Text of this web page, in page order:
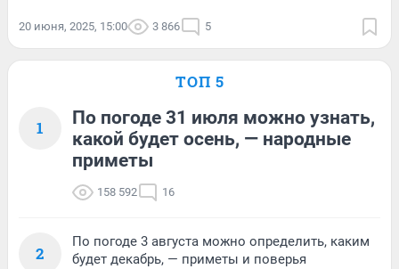
20 июня, 2025, 15:00 3 866 5
ТОП 5
1
По погоде 31 июля можно узнать,
какой будет осень, — народные
приметы
158 592 16
2
По погоде 3 августа можно определить, каким
будет декабрь, — приметы и поверья